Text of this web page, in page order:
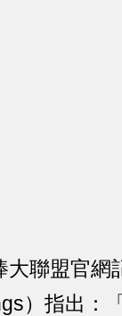
大聯盟官網
）指出：